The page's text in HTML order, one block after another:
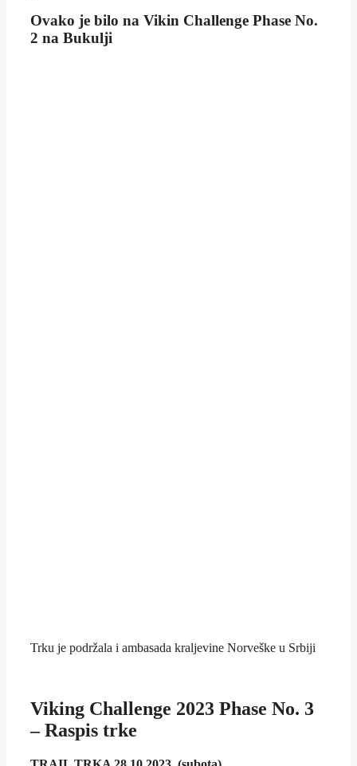
Ovako je bilo na Vikin Challenge Phase No.
2 na Bukulji
Trku je podržala i ambasada kraljevine Norveške u Srbiji
Viking Challenge 2023 Phase No. 3
– Raspis trke